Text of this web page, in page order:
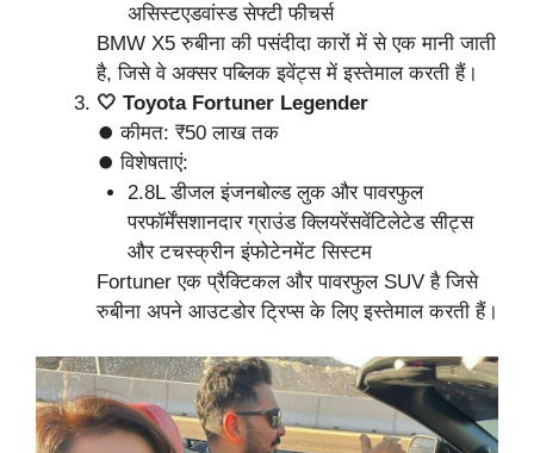
असिस्टएडवांस्ड सेफ्टी फीचर्स
BMW X5 रुबीना की पसंदीदा कारों में से एक मानी जाती
है, जिसे वे अक्सर पब्लिक इवेंट्स में इस्तेमाल करती हैं।
🤍 Toyota Fortuner Legender
⏺ कीमत: ₹50 लाख तक
⏺ विशेषताएं:
2.8L डीजल इंजनबोल्ड लुक और पावरफुल
परफॉर्मेंसशानदार ग्राउंड क्लियरेंसवेंटिलेटेड सीट्स
और टचस्क्रीन इंफोटेनमेंट सिस्टम
Fortuner एक प्रैक्टिकल और पावरफुल SUV है जिसे
रुबीना अपने आउटडोर ट्रिप्स के लिए इस्तेमाल करती हैं।